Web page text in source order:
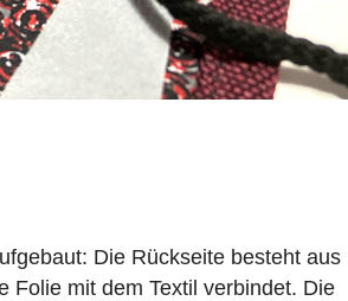
Die Rückseite besteht aus
Folie mit dem Textil verbindet. Die